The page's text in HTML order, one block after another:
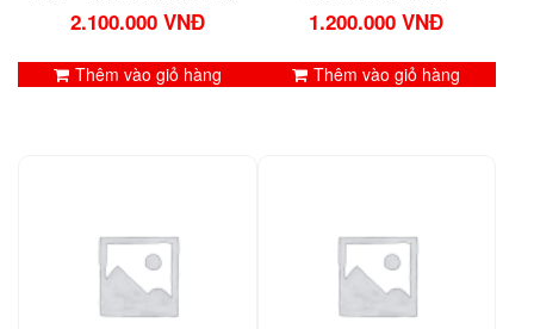
2.100.000 VNĐ
Thêm vào giỏ hàng
1.200.000VNĐ
Thêm vào giỏ hàng